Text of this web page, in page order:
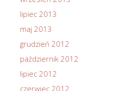
lipiec 2013
maj 2013
grudzień 2012
październik 2012
lipiec 2012
czerwiec 2012